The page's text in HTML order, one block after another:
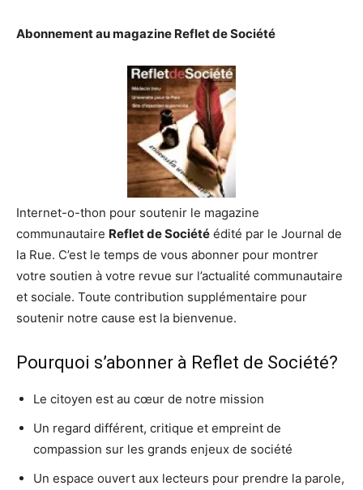
Abonnement au magazine Reflet de Société
Internet-o-thon pour soutenir le magazine
communautaire Reflet de Société édité par le Journal de
la Rue. C’est le temps de vous abonner pour montrer
votre soutien à votre revue sur l’actualité communautaire
et sociale. Toute contribution supplémentaire pour
soutenir notre cause est la bienvenue.
Pourquoi s’abonner à Reflet de Société?
Le citoyen est au cœur de notre mission
Un regard différent, critique et empreint de
compassion sur les grands enjeux de société
Un espace ouvert aux lecteurs pour prendre la parole,